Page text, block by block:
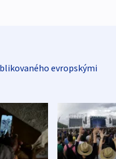
evropskými